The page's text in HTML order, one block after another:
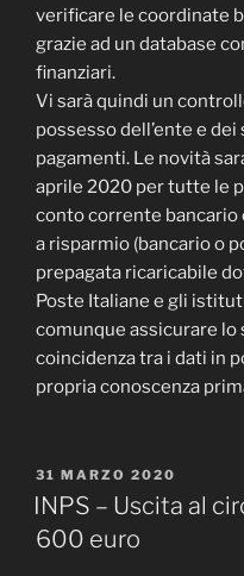
verificare le coordinate
grazie ad un database
finanziari.
Vi sarà quindi un
possesso dell’ente e
pagamenti. Le novità
aprile 2020 per tutte le
conto corrente
a risparmio (bancario o
prepagata ricaricabile
Poste Italiane e gli
comunque assicurare
coincidenza tra i dati in
propria conoscenza
PUBBLICATO
IL
31 MARZO 2020
INPS – Uscita al
600 euro